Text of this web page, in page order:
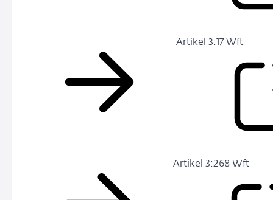
Artikel 3:17 Wft
Artikel 3:268 Wft